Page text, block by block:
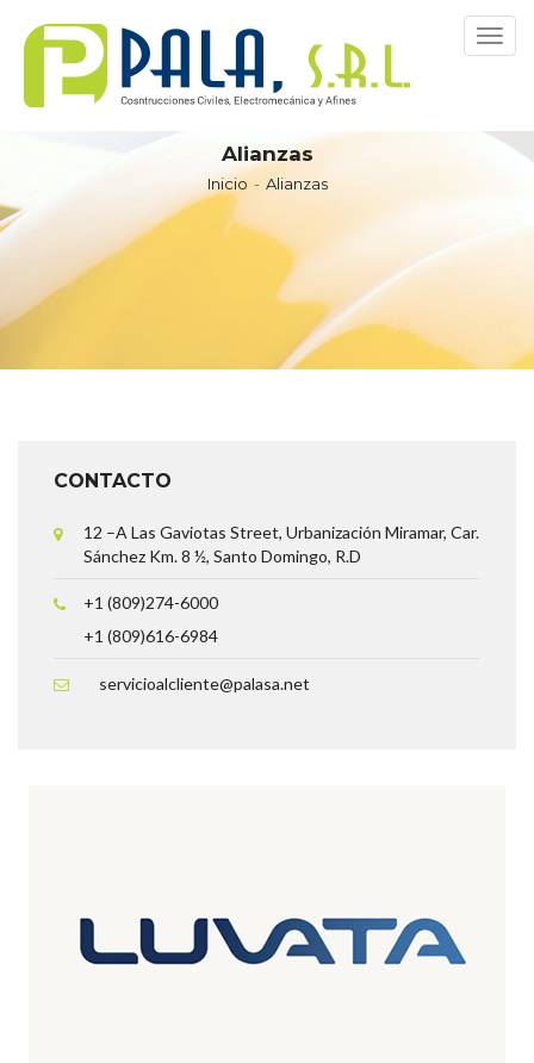
Menu
Alianzas
Inicio Alianzas
CONTACTO
12 –A Las Gaviotas Street, Urbanización Miramar, Car.
Sánchez Km. 8 ½, Santo Domingo, R.D
+1 (809)274-6000
+1 (809)616-6984
servicioalcliente@palasa.net